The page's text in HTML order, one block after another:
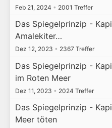
Feb 21, 2024 • 2001 Treffer
Das Spiegelprinzip -
Amalekiter…
Dez 12, 2023 • 2367 Treffer
Das Spiegelprinzip -
im Roten Meer
Dez 11, 2023 • 2024 Treffer
Das Spiegelprinzip -
Meer töten